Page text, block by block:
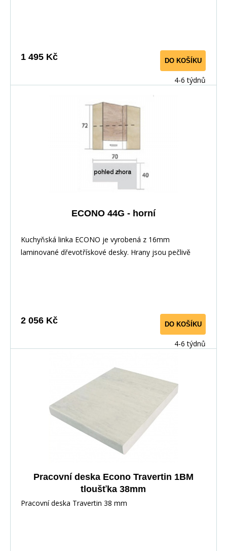
pracovní desku na každou skříňku zvlášť, nebo vcelku (
max. délka je 3m ), hloubka desky je 60 cm. Pracovní
deska není v ceně skříňky. Materiál: : vysoce kvalitní
Korpus: Dub Sonoma : Dvířka: San Remo + Bílá :
Pracovní deska v barvě traventin
1 495 Kč DO KOŠÍKU
4-6 týdnů
ECONO 44G - horní
Kuchyňská linka ECONO je vyrobená z 16mm
laminované dřevotřískové desky. Hrany jsou pečlivě
pracovní desku na každou skříňku zvlášť, nebo vcelku (
max. délka je 3m ), hloubka desky je 60 cm. Pracovní
deska není v ceně skříňky. Materiál: : vysoce kvalitní
Korpus: Dub Sonoma : Dvířka: San Remo + Bílá :
Pracovní deska v barvě traventin
2 056 Kč DO KOŠÍKU
4-6 týdnů
Pracovní deska Econo Travertin 1BM
tloušťka 38mm
Pracovní deska Travertin 38 mm